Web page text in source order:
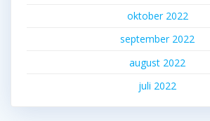
oktober 2022
september 2022
august 2022
juli 2022